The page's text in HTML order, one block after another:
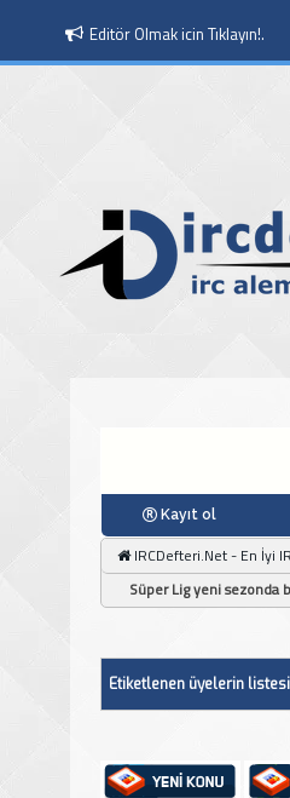
Moderatör Olmak icin Tıklayın!.
Kayıt ol
IRCDefteri.Net - En İyi
Süper Lig yeni sezonda
Etiketlenen üyelerin listesi